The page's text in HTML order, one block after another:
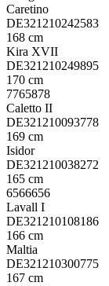
Caretino
DE321210242583
168 cm
Kira XVII
DE321210249895
170 cm
7765878
Caletto II
DE321210093778
169 cm
Isidor
DE321210038272
165 cm
6566656
Lavall I
DE321210108186
166 cm
Maltia
DE321210300775
167 cm